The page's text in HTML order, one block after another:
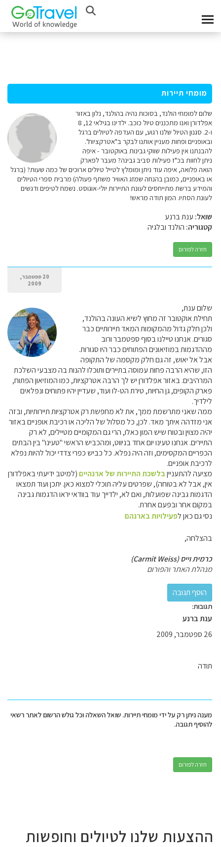
מומחי תיירות
שלום למומחי הולנד, בסוכות נהיה בהולנד, נלון באזור
אפלדורן ואנו מתכננים טיול כוכב. ילדינו בגילאי 12, 8
ו-2. סגנון הטיול שלנו רגוע, עם העדפה לטיולים ברגל
ובאופניים ופחות מעניין אותנו לבקר ב"אטרקציות".
להבנתנו אין פעילות שווקי גבינות באוקטובר - איפה
ניתן לחוות בכ"ז פעילות סביב גבינה? מעבר לפארק
הואה פלואה, איפה עוד ניתן ומומלץ לטייל טיולים ארוכים של כמה שעות? (ברגל
או באופניים, כמובן בהנחה שמזג האוויר משתף פעולה) מרבית ספרי הטיולים
והמידע ברשת מתייחסים לעונת התיירות יולי-אוגוסט. נשמח לטיפים ודגשים
לעונת הסתיו. המון תודה מראש!
שואל: ענת ברנע
קטגוריה: הולנד ובלגיה
חזרה לפורום
20 ספטמבר,
2009
שלום ענת,
תחילת אוקטובר זה מחוץ לשיא העונה בהולנד,
ולכן חלק גדול מהמקומות המאד תיירותיים כבר
סגורים. אנחנו טיילנו בסוף ספטמבר ורוב
מההדגמות במוזיאונים הפתוחים כבר היו סגורות.
אבל אל יאוש, זה גם חלק מקסמה של התקופה
הזו, שהיא הרבה פחות עמוסה בתיירים ותוכלו להנות בה מצבעי השלכת
המרהיבים. באזור אפלדורן יש לך הרבה אטרקציות, כמו המוזיאון הפתוח,
פארק הקופים, גן החיות, טירת הט-לו ועוד, שעדיין יהיו פתוחים ונפלאים
לילדיך.
ממה שאני מתרשמת ממך, את לא מחפשת רק אטרקציות תיירותיות, ובזה
אני מזדהה איתך מאד. לכן, כל מסלול של הליכה או רכיבת אופניים באזור
יהיה מצוין ובטוח שיש המון כאלו, הרי גם המקומיים מטיילים, לא רק
התיירים. אנחנו טעינו יום אחד בניווט, ומהכביש הראשי "טעינו" בין הבתים
הכפריים המקסימים, וזה היה נפלא. כל כביש כפרי צדדי יכול להיות נפלא
לרכיבת אופניים.
מציעה להתענייןבלשכת התיירות של ארנהיים(למיטב ידיעתי באפלדורן
אין, אבל לא בטוחה), שפרטים עליה תוכלי למצוא כאן. יתכן ועוד תמצאו
הדגמות גבינה שפועלות, ואם לא, ילדייך עוד בוודאי יראו הדגמות גבינה
במקום אחר ובפעם אחרת.
נסי גם כאן לפעילויות בארנהם
בהצלחה,
כרמית וייס (Carmit Weiss)
מנהלת האתר והפורום
תגובות:
ענת ברנע
26 ספטמבר, 2009
תודה
מענה ניתן רק על ידי מומחי תיירות. שואל השאלה וכל גולש הרשום לאתר רשאי
להוסיף תגובה.
חזרה לפורום
ההצעות שלנו לטיולים וחופשות